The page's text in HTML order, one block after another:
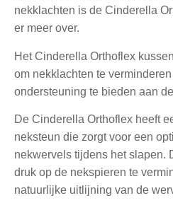
nekklachten is de Cinderella
er meer over.
Het Cinderella Orthoflex
om nekklachten te
ondersteuning te bieden aan
De Cinderella Orthoflex heeft
neksteun die zorgt voor een
nekwervels tijdens het slapen.
druk op de nekspieren te
natuurlijke uitlijning van de